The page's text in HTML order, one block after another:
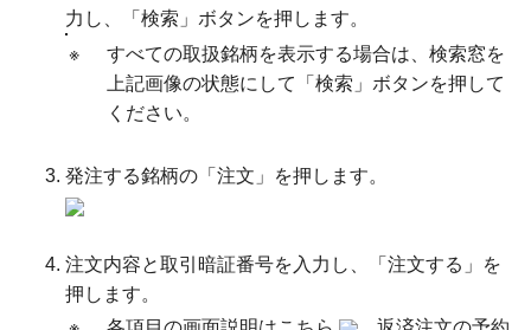
力し、「検索」ボタンを押します。
※
すべての取扱銘柄を表示する場合は、検索窓を
上記画像の状態にして「検索」ボタンを押して
ください。
発注する銘柄の「注文」を押します。
注文内容と取引暗証番号を入力し、「注文する」を
押します。